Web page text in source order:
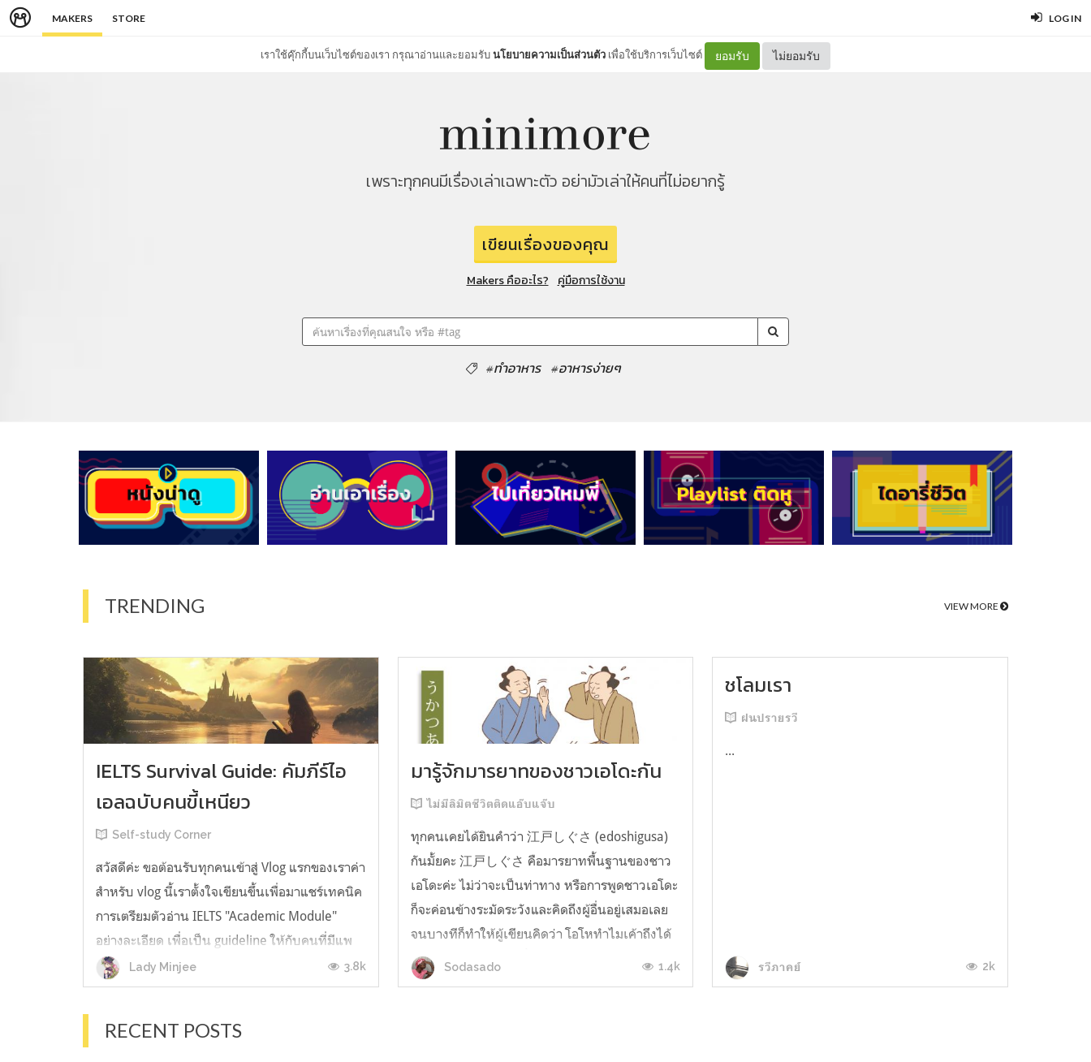
MAKERS STORE LOG IN
เราใช้คุ๊กกี้บนเว็บไซต์ของเรา กรุณาอ่านและยอมรับนโยบายความเป็นส่วนตัว เพื่อใช้บริการเว็บไซต์ ยอมรับ ไม่ยอมรับ
เพราะทุกคนมีเรื่องเล่าเฉพาะตัว อย่ามัวเล่าให้คนที่ไม่อยากรู้
เขียนเรื่องของคุณ
Makers คืออะไร? คู่มือการใช้งาน
#ทำอาหาร #อาหารง่ายๆ
TRENDING VIEW MORE
IELTS Survival Guide: คัมภีร์ไอ
เอลฉบับคนขี้เหนียว
Self-study Corner
สวัสดีค่ะ ขอต้อนรับทุกคนเข้าสู่ Vlog แรกของเราค่า
สำหรับ vlog นี้เราตั้งใจเขียนขึ้นเพื่อมาแชร์เทคนิค
การเตรียมตัวอ่าน IELTS "Academic Module"
อย่างละเอียด เพื่อเป็น guideline ให้กับคนที่มีแพ
ลนจะสอบแต่ไม่รู้ต้องเริ่มตรงไหน หรืออยากจะได้
ข้อมูลเพิ่มเติมมาเสริมความมั่นใจจากที่ตัวเองเรียน
Lady Minjee 3.8k
มารู้จักมารยาทของชาวเอโดะกัน
ไม่มีลิมิตชีวิตติดแอ๊บแจ๊บ
ทุกคนเคยได้ยินคำว่า 江戸しぐさ (edoshigusa)
กันมั้ยคะ 江戸しぐさ คือมารยาทพื้นฐานของชาว
เอโดะค่ะ ไม่ว่าจะเป็นท่าทาง หรือการพูดชาวเอโดะ
ก็จะค่อนข้างระมัดระวังและคิดถึงผู้อื่นอยู่เสมอเลย
จนบางทีก็ทำให้ผู้เขียนคิดว่า โอโหทำไมเค้าถึงได้
คิดถึงคนอื่นได้ขนาดนี้นะอยากรู้มั้ยคะว่าชาวเอโดะ
มารยาทดีขนาดไหน มาลองอ่านกันได้เ...
Sodasado 1.4k
ชโลมเรา
ฝนปรายรวี
...
รวีภาคย์ 2k
RECENT POSTS